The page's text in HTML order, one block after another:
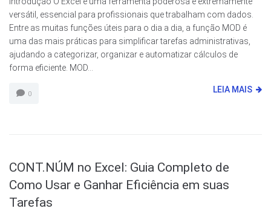
versátil, essencial para profissionais que trabalham com dados.
Entre as muitas funções úteis para o dia a dia, a função MOD é
uma das mais práticas para simplificar tarefas administrativas,
ajudando a categorizar, organizar e automatizar cálculos de
forma eficiente. MOD...
0 LEIA MAIS
CONT.NÚM no Excel: Guia Completo de
Como Usar e Ganhar Eficiência em suas
Tarefas